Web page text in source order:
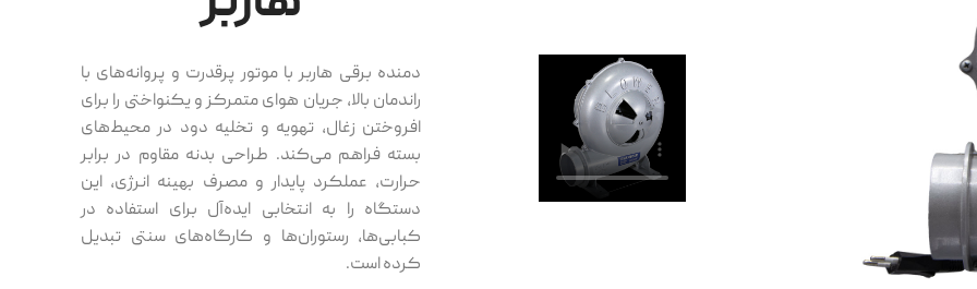
دمنده برقی هاربر با موتور پرقدرت و پروانه‌های با
راندمان بالا، جریان هوای متمرکز و یکنواختی را برای
افروختن زغال، تهویه و تخلیه دود در محیط‌های
بسته فراهم می‌کند. طراحی بدنه مقاوم در برابر
حرارت، عملکرد پایدار و مصرف بهینه انرژی، این
دستگاه را به انتخابی ایده‌آل برای استفاده در
کبابی‌ها، رستوران‌ها و کارگاه‌های سنتی تبدیل
کرده است.